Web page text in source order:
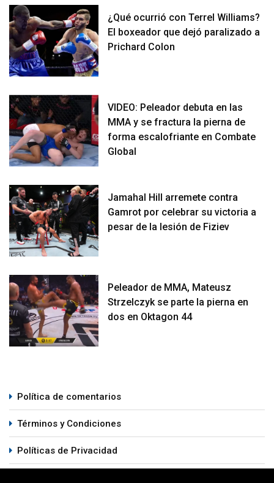
¿Qué ocurrió con Terrel Williams?
El boxeador que dejó paralizado a
Prichard Colon
VIDEO: Peleador debuta en las
MMA y se fractura la pierna de
forma escalofriante en Combate
Global
Jamahal Hill arremete contra
Gamrot por celebrar su victoria a
pesar de la lesión de Fiziev
Peleador de MMA, Mateusz
Strzelczyk se parte la pierna en
dos en Oktagon 44
Política de comentarios
Términos y Condiciones
Políticas de Privacidad